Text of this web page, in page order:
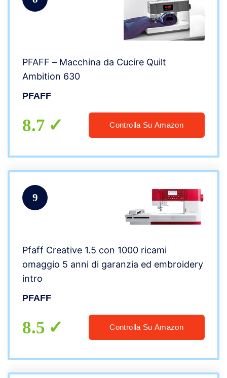
PFAFF – Macchina da Cucire Quilt
Ambition 630
PFAFF
8.7 Controlla Su Amazon
9
Pfaff Creative 1.5 con 1000 ricami
omaggio 5 anni di garanzia ed embroidery
intro
PFAFF
8.5 Controlla Su Amazon